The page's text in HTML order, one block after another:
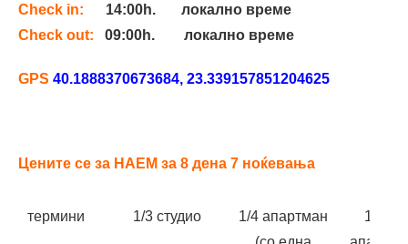
Check in: 14:00h. локално време
Check out:
09:00h. локално време
GPS 40.1888370673684, 23.339157851204625
Цените се за НАЕМ за 8 дена 7 ноќевања
термини 1/3 студио
1/4 апартман
1/4+1